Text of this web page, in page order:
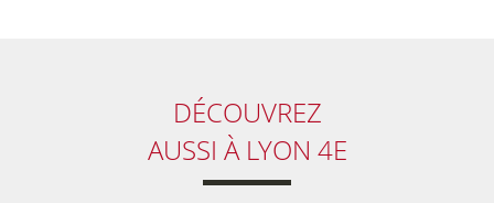
DÉCOUVREZ
AUSSI À LYON 4E